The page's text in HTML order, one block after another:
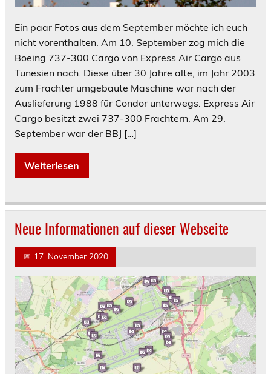
Ein paar Fotos aus dem September möchte ich euch
nicht vorenthalten. Am 10. September zog mich die
Boeing 737-300 Cargo von Express Air Cargo aus
Tunesien nach. Diese über 30 Jahre alte, im Jahr 2003
zum Frachter umgebaute Maschine war nach der
Auslieferung 1988 für Condor unterwegs. Express Air
Cargo besitzt zwei 737-300 Frachtern. Am 29.
September war der BBJ […]
Weiterlesen
Neue Informationen auf dieser Webseite
📅 17. November 2020